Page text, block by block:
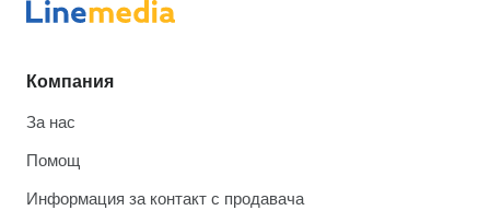
Компания
За нас
Помощ
Информация за контакт с продавача